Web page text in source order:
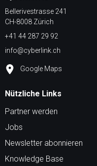
Bellerivestrasse 241
CH-8008 Zürich
+41 44 287 29 92
info@cyberlink.ch
Google Maps
Nützliche Links
Partner werden
Jobs
Newsletter abonnieren
Knowledge Base